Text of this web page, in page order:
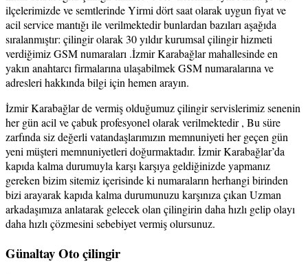
ilçelerimizde ve semtlerinde Yirmi dört saat olarak uygun fiyat ve
acil service mantığı ile verilmektedir bunlardan bazıları aşağıda
sıralanmıştır: çilingir olarak 30 yıldır kurumsal çilingir hizmeti
verdiğimiz GSM numaraları .İzmir Karabağlar mahallesinde en
yakın anahtarcı firmalarına ulaşabilmek GSM numaralarına ve
adresleri hakkında bilgi için hemen arayın.
İzmir Karabağlar de vermiş olduğumuz çilingir servislerimiz senenin
her gün acil ve çabuk profesyonel olarak verilmektedir , Bu süre
zarfında siz değerli vatandaşlarımızın memnuniyeti her geçen gün
yeni müşteri memnuniyetleri doğurmaktadır. İzmir Karabağlar’da
kapıda kalma durumuyla karşı karşıya geldiğinizde yapmanız
gereken bizim sitemiz içerisinde ki numaraların herhangi birinden
bizi arayarak kapıda kalma durumunuzu karşınıza çıkan Uzman
arkadaşımıza anlatarak gelecek olan çilingirin daha hızlı gelip olayı
daha hızlı çözmesini sebebiyet vermiş olursunuz.
Günaltay Oto çilingir